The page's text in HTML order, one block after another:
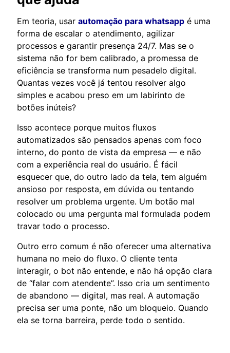
Em teoria, usar automação para whatsapp é uma
forma de escalar o atendimento, agilizar
processos e garantir presença 24/7. Mas se o
sistema não for bem calibrado, a promessa de
eficiência se transforma num pesadelo digital.
Quantas vezes você já tentou resolver algo
simples e acabou preso em um labirinto de
botões inúteis?
Isso acontece porque muitos fluxos
automatizados são pensados apenas com foco
interno, do ponto de vista da empresa — e não
com a experiência real do usuário. É fácil
esquecer que, do outro lado da tela, tem alguém
ansioso por resposta, em dúvida ou tentando
resolver um problema urgente. Um botão mal
colocado ou uma pergunta mal formulada podem
travar todo o processo.
Outro erro comum é não oferecer uma alternativa
humana no meio do fluxo. O cliente tenta
interagir, o bot não entende, e não há opção clara
de “falar com atendente”. Isso cria um sentimento
de abandono — digital, mas real. A automação
precisa ser uma ponte, não um bloqueio. Quando
ela se torna barreira, perde todo o sentido.